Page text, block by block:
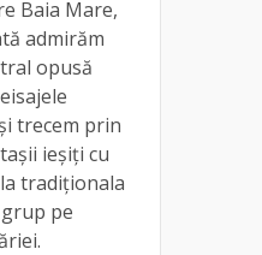
Baia Mare,
admirăm
opusă
trecem prin
ieșiți cu
tradiționala
pe